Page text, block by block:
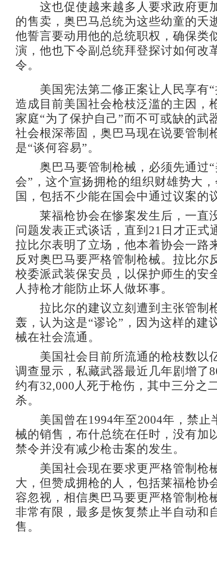
这也促使越来越多人要求政府更
的售卖，奥巴马总统为这些幼童的夭
他誓言要动用他的总统职权，确保类
演，他也下令副总统拜登探讨如何改
令。
美国宪法第二修正案让人民享有“
造成目前美国社会枪枝泛滥的主因，
家庭“为了保护自己”而不可或缺的武
社会根深蒂固，奥巴马现在说要管制
是“谈何容易”。
奥巴马要管制枪械，必须先通过“
会”，这个宣扬拥枪的组织财雄势大
国，包括不少能在国会中通过议案
莱福枪协会在惨案发生后，一直
问题发表正式谈话，直到21日才正式
拉比尔表明了立场，他本着协会一路
反对奥巴马要严格管制枪械。拉比尔
校委派武装保安员，以保护师生的安
人持枪才能防止坏人做坏事。
拉比尔的建议立刻遭到主张管制
轰，认为这是“谬论”，因为这样的建
械在社会流通。
美国社会目前所流通的枪枝数以
调查显示，私藏武器最近几年剧增了
约有32,000人死于枪伤，其中三分之
杀。
美国曾在1994年至2004年，禁止
械的销售，布什总统在任时，没有加
禁令并没有减少枪击案的发生。
美国社会现在要求更严格管制枪
大，但赞成拥枪的人，包括莱福枪协
容忽视，相信奥巴马要更严格管制枪
非常有限，最多是恢复禁止半自动和
售。